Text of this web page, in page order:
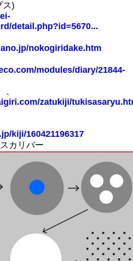
ス)
detail.php?id=5670...
nokogiridake.htm
modules/diary/21844-
zatukiji/
kiji/160421196317
カリバー